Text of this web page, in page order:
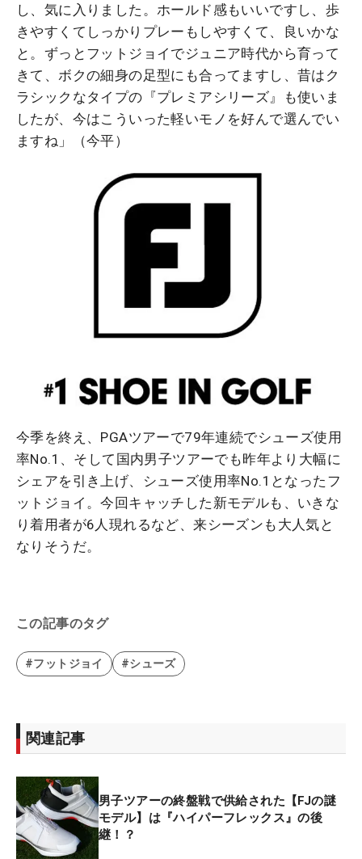
し、気に入りました。ホールド感もいいですし、歩
きやすくてしっかりプレーもしやすくて、良いかな
と。ずっとフットジョイでジュニア時代から育って
きて、ボクの細身の足型にも合ってますし、昔はク
ラシックなタイプの『プレミアシリーズ』も使いま
したが、今はこういった軽いモノを好んで選んでい
ますね」（今平）
今季を終え、PGAツアーで79年連続でシューズ使用
率No.1、そして国内男子ツアーでも昨年より大幅に
シェアを引き上げ、シューズ使用率No.1となったフ
ットジョイ。今回キャッチした新モデルも、いきな
り着用者が6人現れるなど、来シーズンも大人気と
なりそうだ。
この記事のタグ
#フットジョイ #シューズ
関連記事
男子ツアーの終盤戦で供給された【FJの謎
モデル】は『ハイパーフレックス』の後
継！？